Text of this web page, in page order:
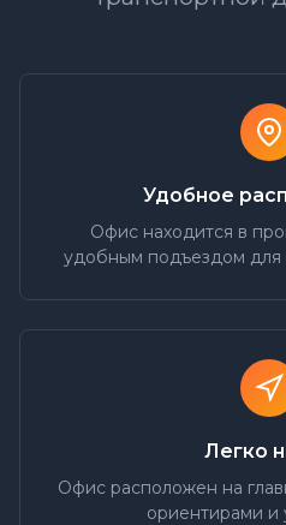
Удобное
Офис находится в
удобным подъездом для
Легко
Офис расположен на
ориентирами и